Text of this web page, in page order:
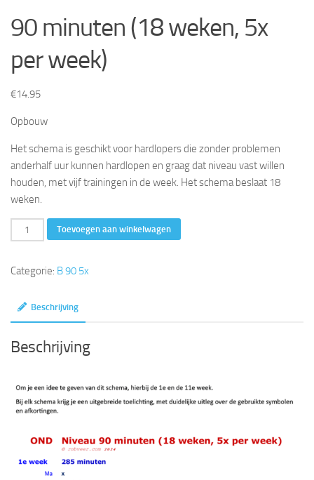
90 minuten (18 weken, 5x
per week)
€14.95
Opbouw
Het schema is geschikt voor hardlopers die zonder problemen
anderhalf uur kunnen hardlopen en graag dat niveau vast willen
houden, met vijf trainingen in de week. Het schema beslaat 18
weken.
minuten
weken,
per
aantal
Toevoegen aan winkelwagen
Categorie: B 90 5x
Beschrijving
Beschrijving